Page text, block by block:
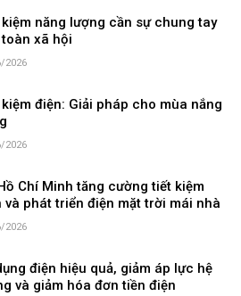
năng lượng cần sự chung tay
xã hội
2026
điện: Giải pháp cho mùa nắng
2026
Chí Minh tăng cường tiết kiệm
và phát triển điện mặt trời mái nhà
2026
điện hiệu quả, giảm áp lực hệ
và giảm hóa đơn tiền điện